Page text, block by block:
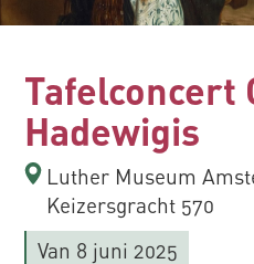
Tafelconcert
Hadewigis
Luther Museum
Keizersgracht 570
Van 8 juni 2025